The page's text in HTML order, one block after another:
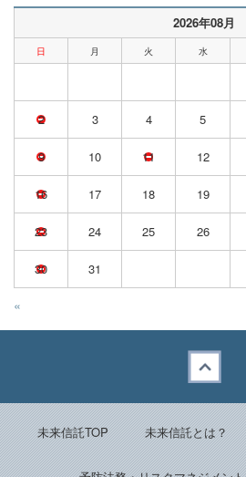
2026年08月
日 月 火 水
2 3 4 5
9 10 11 12
16 17 18 19
23 24 25 26
30 31
«
未来信託TOP 未来信託とは？